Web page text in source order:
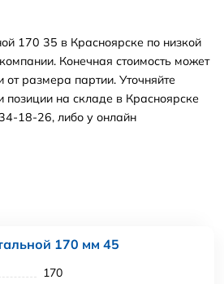
170 35 в Красноярске по низкой
Конечная стоимость может
от размера партии. Уточняйте
на складе в Красноярске
18-26, либо у онлайн
170 мм 45
170